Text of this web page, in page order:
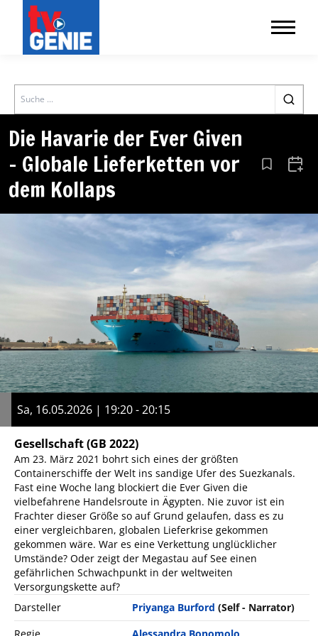
Search
Die Havarie der Ever Given
– Globale Lieferketten vor
dem Kollaps
Aus den
Sa, 16.05.2026 | 19:20 - 20:15
Gesellschaft(GB 2022)
Am 23. März 2021 bohrt sich eines der größten
Containerschiffe der Welt ins sandige Ufer des Suezkanals.
Fast eine Woche lang blockiert die Ever Given die
vielbefahrene Handelsroute in Ägypten. Nie zuvor ist ein
Frachter dieser Größe so auf Grund gelaufen, dass es zu
einer vergleichbaren, globalen Lieferkrise gekommen
gekommen wäre. War es eine Verkettung unglücklicher
Umstände? Oder zeigt der Megastau auf See einen
gefährlichen Schwachpunkt in der weltweiten
Versorgungskette auf?
Darsteller
Priyanga Burford (Self - Narrator)